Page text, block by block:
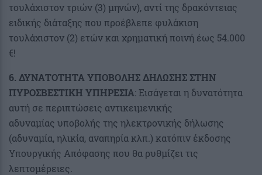
τουλάχιστον τριών (3) μηνών), αντί της δρακόντειας
ειδικής διάταξης που προέβλεπε φυλάκιση
τουλάχιστον (2) ετών και χρηματική ποινή έως 54.000
€!
6. ΔΥΝΑΤΟΤΗΤΑ ΥΠΟΒΟΛΗΣ ΔΗΛΩΣΗΣ ΣΤΗΝ
ΠΥΡΟΣΒΕΣΤΙΚΗ ΥΠΗΡΕΣΙΑ: Εισάγεται η δυνατότητα
αυτή σε περιπτώσεις αντικειμενικής
αδυναμίας υποβολής της ηλεκτρονικής δήλωσης
(αδυναμία, ηλικία, αναπηρία κλπ.) κατόπιν έκδοσης
Υπουργικής Απόφασης που θα ρυθμίζει τις
λεπτομέρειες.